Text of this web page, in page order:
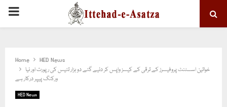
PRIMARY
Home
HED News
خواتین اسسٹنٹ پروفیسرز کے ترقی کے کیسز واپس کر دئیے گئے دو ہزار تئیس کی رپورٹ اور نیا
ورکنگ پیپر درکار ہے
HED News